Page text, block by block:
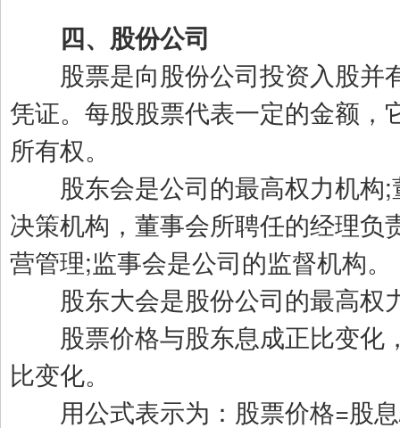
四、股份公司
股票是向股份公司投资入股并
凭证。每股股票代表一定的金额，
所有权。
股东会是公司的最高权力机构;
决策机构，董事会所聘任的经理负
营管理;监事会是公司的监督机构。
股东大会是股份公司的最高权
股票价格与股东息成正比变化
比变化。
用公式表示为：股票价格=股